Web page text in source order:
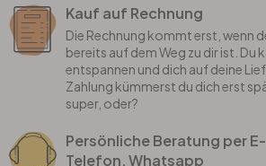
Kauf auf Rechnung
Die Rechnung kommt erst, wenn
bereits auf dem Weg zu dir ist. Du
entspannen und dich auf deine
Zahlung kümmerst du dich erst
super, oder?
Persönliche Beratung per
Telefon, Whatsapp